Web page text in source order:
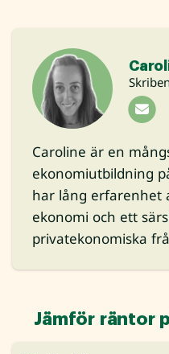
Caroline är en
ekonomiutbildning
har lång erfarenhet
ekonomi och ett
privatekonomiska
Jämför räntor